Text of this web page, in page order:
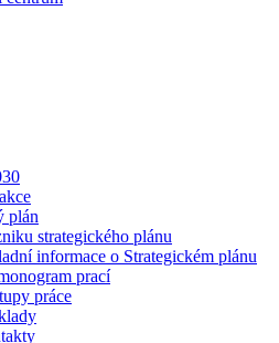
plán
strategického plánu
informace o Strategickém plánu
prací
práce